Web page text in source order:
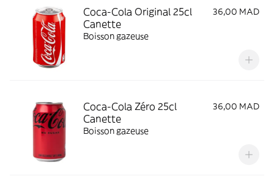
Coca-Cola Original 25cl
Canette
36,00 MAD
Boisson gazeuse
Coca-Cola Zéro 25cl
Canette
36,00 MAD
Boisson gazeuse